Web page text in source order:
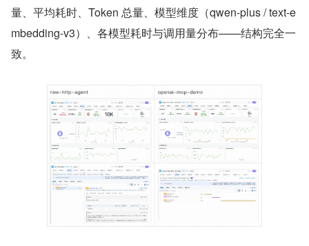
量、平均耗时、Token 总量、模型维度（qwen-plus / text-e
mbedding-v3）、各模型耗时与调用量分布——结构完全一
致。